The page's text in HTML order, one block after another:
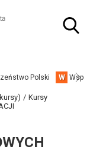
Polski W
Kursy